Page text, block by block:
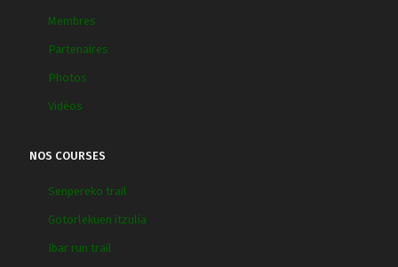
Membres
Partenaires
Photos
Vidéos
NOS COURSES
Senpereko trail
Gotorlekuen itzulia
Ibar run trail